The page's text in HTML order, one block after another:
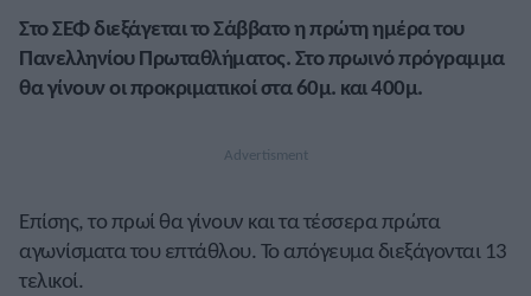
Στο ΣΕΦ διεξάγεται το Σάββατο η πρώτη ημέρα του
Πανελληνίου Πρωταθλήματος. Στο πρωινό πρόγραμμα
θα γίνουν οι προκριματικοί στα 60μ. και 400μ.
Επίσης, το πρωί θα γίνουν και τα τέσσερα πρώτα
αγωνίσματα του επτάθλου. Το απόγευμα διεξάγονται 13
τελικοί.